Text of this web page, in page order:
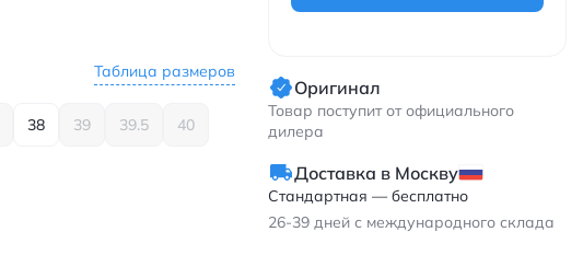
Таблица размеров
38 39 39.5 40
Оригинал
Товар поступит от официального
дилера
Доставка в Москву
Стандартная — бесплатно
26-39 дней с международного склада